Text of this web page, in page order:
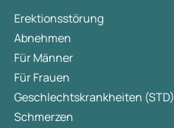
Erektionsstörung
Abnehmen
Für Männer
Für Frauen
Geschlechtskrankheiten (STD)
Schmerzen